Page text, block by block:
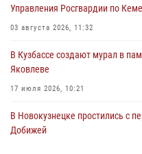
новокузнечанку от
06 августа 2026, 07:16
Управления Росгвардии по
03 августа 2026, 11:32
В Кузбассе создают мурал в
Яковлеве
17 июля 2026, 10:21
В Новокузнецке простились с
Добижей